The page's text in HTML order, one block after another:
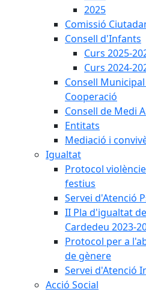
2025
Comissió
Consell d'Infants
Curs 2025-
Curs 2024-
Consell
Cooperació
Consell de Medi
Entitats
Mediació i
Igualtat
Protocol
festius
Servei d'Atenció
II Pla d'igualtat
Cardedeu 2023-
Protocol per a
de gènere
Servei d'Atenció
Acció Social